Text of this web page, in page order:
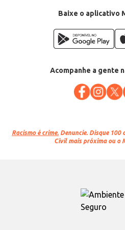
Baixe o aplicativo
Acompanhe a gente
Racismo é crime. Denuncie. Disque 100
Civil mais próxima ou o